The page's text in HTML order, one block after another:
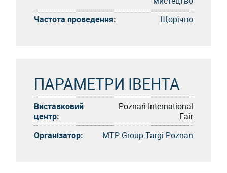
Частота проведення:
Щорічно
ПАРАМЕТРИ ІВЕНТА
Виставковий
центр:
Poznań International
Fair
Організатор:
MTP Group-Targi Poznan